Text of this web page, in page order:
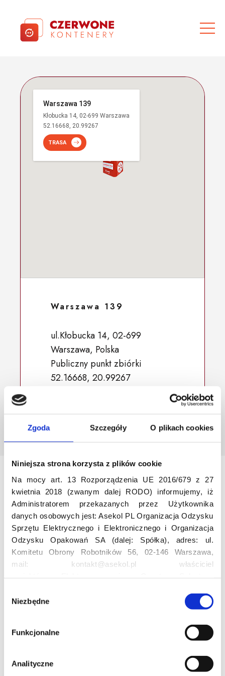
Zgoda Szczegóły O plikach cookies
Niniejsza strona korzysta z plików cookie
Na mocy art. 13 Rozporządzenia UE 2016/679 z 27
kwietnia 2018 (zwanym dalej RODO) informujemy, iż
Administratorem przekazanych przez Użytkownika
danych osobowych jest: Asekol PL Organizacja Odzysku
Sprzętu Elektrycznego i Elektronicznego i Organizacja
Odzysku Opakowań SA (dalej: Spółka), adres: ul.
Komitetu Obrony Robotników 56, 02-146 Warszawa,
mail: kontakt@asekol.pl właściciel
Asekolove. Administrator przetwarza następujące dane
osobowe Użytkowników: imię, nazwisko, adres e-mail,
numer telefonu, miasto, preferencje Użytkownika,
lokalizacja, obszar zainteresowania, dane przetwarzane
reklamowy Użytkownika, lokalizacja, identyfikator
urządzenia, data i godzina korzystania z serwisu, dane
Niezbędne
Funkcjonalne
Analityczne
Warszawa 139
Kłobucka 14, 02-699 Warszawa
52.16668, 20.99267
TRASA
Warszawa 139
ul.Kłobucka 14, 02-699
Warszawa, Polska
Publiczny punkt zbiórki
52.16668, 20.99267
Odwiedź nas
Edukacja
Projekt edukacyjny F(RE)Ecykling – FREEducation
Profesjonalna i Bezpieczna Utylizacja Elektroodpadów